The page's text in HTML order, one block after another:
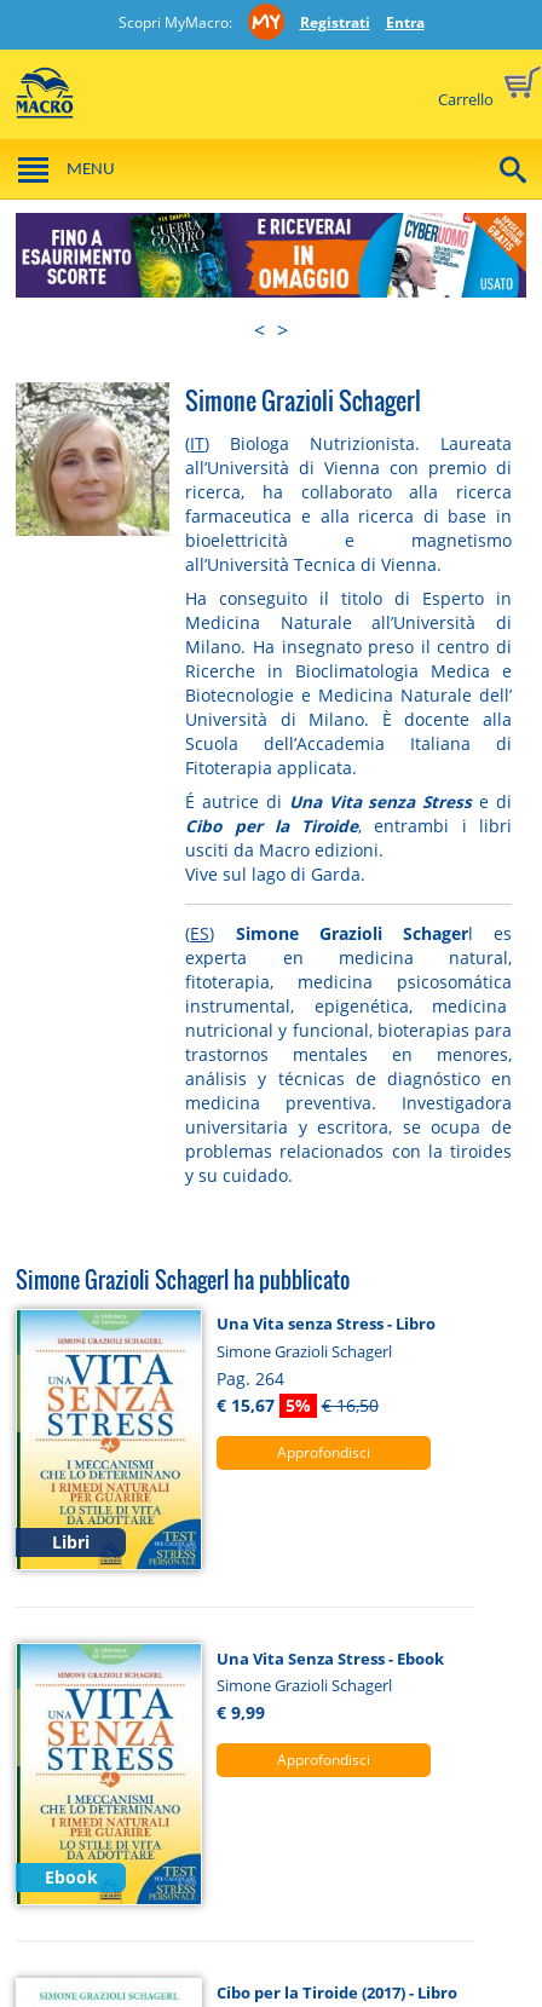
Scopri MyMacro: Registrati Entra
Carrello
MENU
< >
Simone Grazioli Schagerl
(IT) Biologa Nutrizionista. Laureata
all’Università di Vienna con premio di
ricerca, ha collaborato alla ricerca
farmaceutica e alla ricerca di base in
bioelettricità e magnetismo
all’Università Tecnica di Vienna.
Ha conseguito il titolo di Esperto in
Medicina Naturale all’Università di
Milano. Ha insegnato preso il centro di
Ricerche in Bioclimatologia Medica e
Biotecnologie e Medicina Naturale dell’
Università di Milano. È docente alla
Scuola dell’Accademia Italiana di
Fitoterapia applicata.
É autrice di Una Vita senza Stresse di
Cibo per la Tiroide, entrambi i libri
usciti da Macro edizioni.
Vive sul lago di Garda.
(ES) Simone Grazioli Schagerl es
experta en medicina natural,
fitoterapia, medicina psicosomática
instrumental, epigenética, medicina
nutricional y funcional, bioterapias para
trastornos mentales en menores,
análisis y técnicas de diagnóstico en
medicina preventiva. Investigadora
universitaria y escritora, se ocupa de
problemas relacionados con la tiroides
y su cuidado.
Simone Grazioli Schagerl ha pubblicato
Libri
Una Vita senza Stress - Libro
Simone Grazioli Schagerl
Pag. 264
€ 15,67 5% € 16,50
Approfondisci
Ebook
Una Vita Senza Stress - Ebook
Simone Grazioli Schagerl
€ 9,99
Approfondisci
Cibo per la Tiroide (2017) - Libro